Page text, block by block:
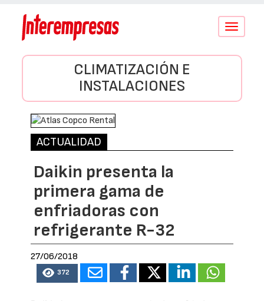
Conmutar
CLIMATIZACIÓN E
INSTALACIONES
ACTUALIDAD
Daikin presenta la
primera gama de
enfriadoras con
refrigerante R-32
27/06/2018
372